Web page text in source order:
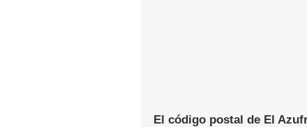
El código postal de El